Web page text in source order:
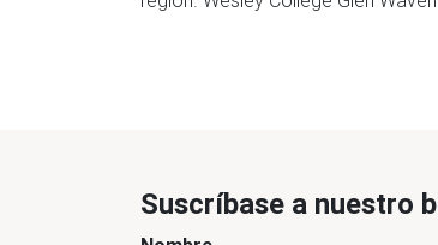
Suscríbase a nuestro